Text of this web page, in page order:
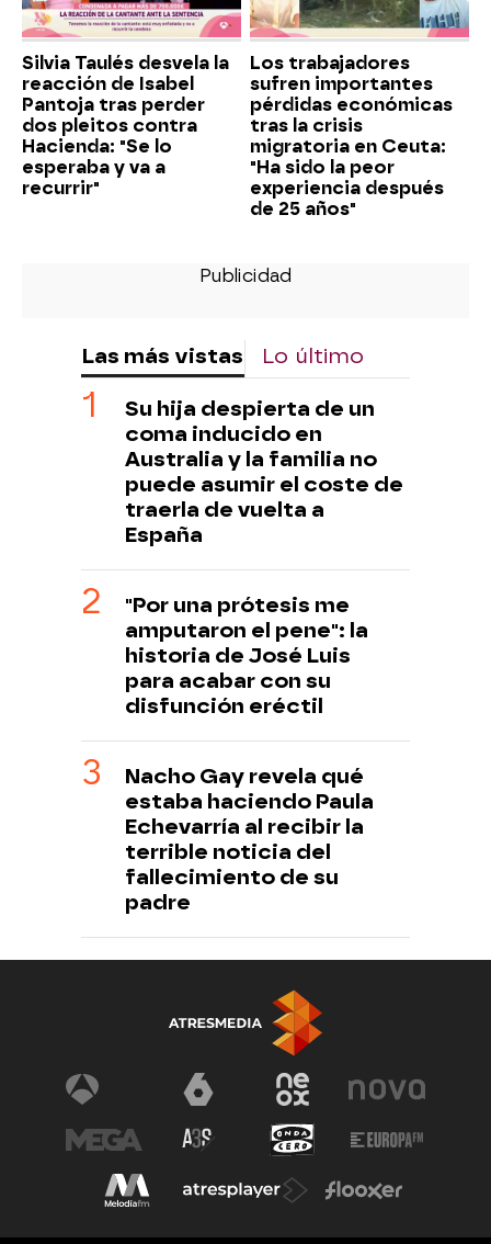
Silvia Taulés desvela la
reacción de Isabel
Pantoja tras perder
dos pleitos contra
Hacienda: "Se lo
esperaba y va a
recurrir"
Los trabajadores
sufren importantes
pérdidas económicas
tras la crisis
migratoria en Ceuta:
"Ha sido la peor
experiencia después
de 25 años"
Las más vistas Lo último
Su hija despierta de un
coma inducido en
Australia y la familia no
puede asumir el coste de
traerla de vuelta a
España
"Por una prótesis me
amputaron el pene": la
historia de José Luis
para acabar con su
disfunción eréctil
Nacho Gay revela qué
estaba haciendo Paula
Echevarría al recibir la
terrible noticia del
fallecimiento de su
padre